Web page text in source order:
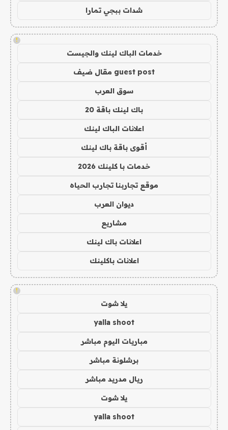
شدات ببجي تمارا
!
خدمات الباك لينك والجيست
guest post مقال ضيف
سوق العرب
باك لينك باقة 20
اعلانات الباك لينك
أقوى باقة باك لينك
خدمات با كلينك 2026
موقع تجاربنا تجارب الحياه
ديوان العرب
مشاريع
اعلانات باك لينك
اعلانات باكلينك
!
يلا شوت
yalla shoot
مباريات اليوم مباشر
برشلونة مباشر
ريال مدريد مباشر
يلا شوت
yalla shoot